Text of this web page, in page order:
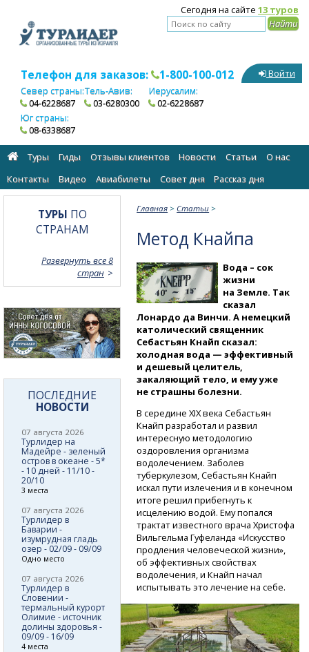
Сегодня на сайте 13 туров
Телефон для заказов: 1-800-100-012
Север страны:
04-6228687
Тель-Авив:
03-6280300
Иерусалим:
02-6228687
Юг страны:
08-6338687
Войти
Туры Гиды Отзывы клиентов Новости Статьи
О нас
Контакты
Видео Авиабилеты Cовет дня Рассказ дня
Главная > Статьи >
Метод Кнайпа
Вода – сок
жизни
на Земле. Так
сказал
Лонардо да Винчи. А немецкий
католический священник
Себастьян Кнайп сказал:
холодная вода — эффективный
и дешевый целитель,
закаляющий тело, и ему уже
не страшны болезни.
В середине XIX века Себастьян
Кнайп разработал и развил
интересную методологию
оздоровления организма
водолечением. Заболев
туберкулезом, Себастьян Кнайп
искал пути излечения и в конечном
итоге решил прибегнуть к
исцелению водой. Ему попался
трактат известного врача Христофа
Вильгельма Гуфеланда «Искусство
продления человеческой жизни»,
об эффективных свойствах
водолечения, и Кнайп начал
испытывать это лечение на себе.
ТУРЫ ПО
СТРАНАМ
Развернуть все 8
стран
ПОСЛЕДНИЕ
НОВОСТИ
07 августа 2026
Турлидер на
Мадейре - зеленый
остров в океане - 5*
- 10 дней - 11/10 -
20/10
3 места
07 августа 2026
Турлидер в
Баварии -
изумрудная гладь
озер - 02/09 - 09/09
Одно место
07 августа 2026
Турлидер в
Словении -
термальный курорт
Олимие - источник
долины здоровья -
09/09 - 16/09
4 места